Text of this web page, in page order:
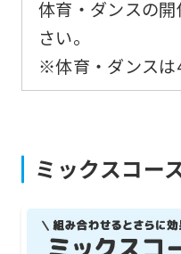
体育・ダンスの
さい。
※体育・ダンスは
ミックスコー